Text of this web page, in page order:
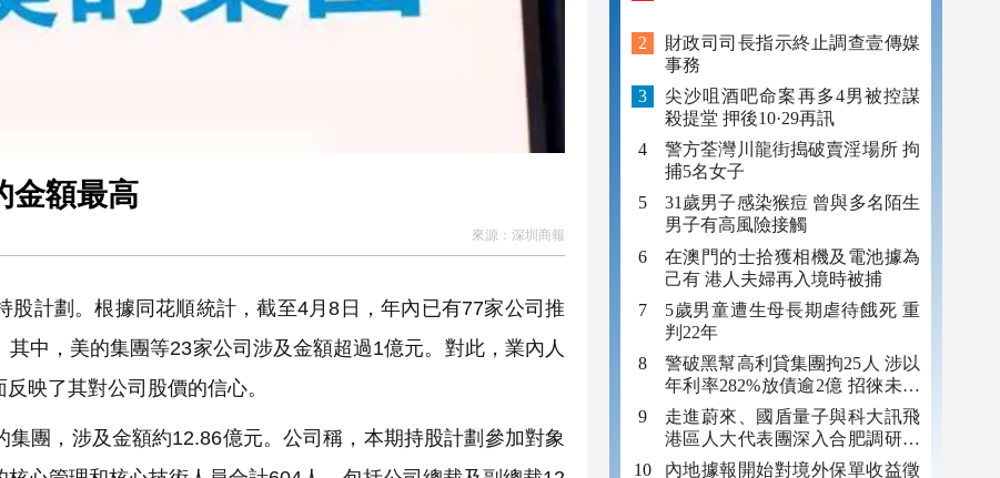
金額最高
來源： 深圳商報
計劃。根據同花順統計，截至4月8日，年內已有77家公司推
中，美的集團等23家公司涉及金額超過1億元。對此，業內人
映了其對公司股價的信心。
團，涉及金額約12.86億元。公司稱，本期持股計劃參加對象
財政司司長指示終止調查壹傳媒
事務
尖沙咀酒吧命案再多4男被控謀
殺提堂 押後10·29再訊
警方荃灣川龍街搗破賣淫場所 拘
捕5名女子
31歲男子感染猴痘 曾與多名陌生
男子有高風險接觸
在澳門的士拾獲相機及電池據為
己有 港人夫婦再入境時被捕
5歲男童遭生母長期虐待餓死 重
判22年
警破黑幫高利貸集團拘25人 涉以
年利率282%放債逾2億 招徠未成
年追數
走進蔚來、國盾量子與科大訊飛
港區人大代表團深入合肥調研科
創成果
內地據報開始對境外保單收益徵